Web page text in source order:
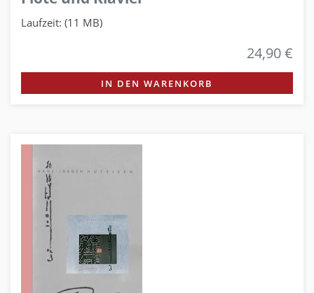
Laufzeit: (11 MB)
24,90 €
IN DEN WARENKORB